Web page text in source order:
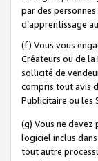
par des
d’apprentissage
(f) Vous vous
Créateurs ou de
sollicité de
compris tout avis
Publicitaire ou les
(g) Vous ne
logiciel inclus
tout autre